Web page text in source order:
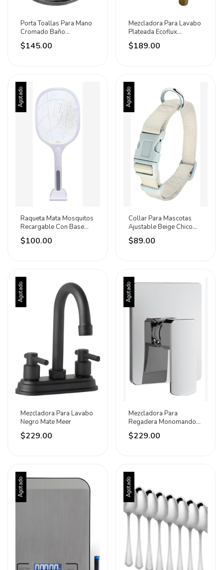
Porta Toallas Para Mano
Cromado Baño
Regadera Meer Plateado
$145.00
Mezcladora Para Lavabo
Plateada Ecoflux
Plateado Cromado
$189.00
Agotado
Raqueta Mata Mosquitos
Recargable Con Base
Lion Tools Blanco
$100.00
Agotado
Collar Para Mascotas
Ajustable Beige Chico
Petit Beige Liso S
$89.00
Agotado
Mezcladora Para Lavabo
Negro Mate Meer
$229.00
Agotado
Mezcladora Para
Regadera Monomando
Cromada Meer
$229.00
Agotado Agotado